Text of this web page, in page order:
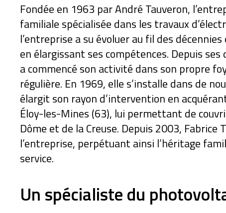
Fondée en 1963 par André Tauveron,
familiale spécialisée dans les travaux
l’entreprise a su évoluer au fil des
en élargissant ses compétences. Depuis
a commencé son activité dans son propre
régulière. En 1969, elle s’installe dans de
élargit son rayon d’intervention en
Éloy-les-Mines (63), lui permettant de
Dôme et de la Creuse. Depuis 2003,
l’entreprise, perpétuant ainsi l’héritage
service.
Un spécialiste du